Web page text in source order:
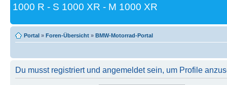
1000 R - S 1000 XR - M 1000 XR
Portal » Foren-Übersicht » BMW-Motorrad-Portal
Du musst registriert und angemeldet sein, um Profile